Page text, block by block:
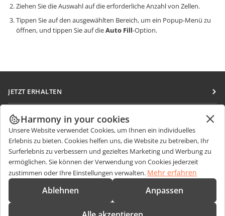
Ziehen Sie die Auswahl auf die erforderliche Anzahl von Zellen.
Tippen Sie auf den ausgewählten Bereich, um ein Popup-Menü zu
öffnen, und tippen Sie auf dieAuto Fill-Option.
JETZT ERHALTEN
Docs
DocSpace
Workspace
Integrations-Apps
Desktop-Apps
Mobile Apps
ZUSAMMENARBEITEN
Für Mitwirkende
Für Übersetzer
Für Influencer
Stellenangebote
NACHRICHTEN ERHALTEN
Blog
HILFE ERHALTEN
Forum
Fragen zum Kauf
sales@onlyoffice.com
Harmony in your cookies
Unsere Website verwendet Cookies, um Ihnen ein individuelles
Erlebnis zu bieten. Cookies helfen uns, die Website zu betreiben, Ihr
Surferlebnis zu verbessern und gezieltes Marketing und Werbung zu
ermöglichen. Sie können der Verwendung von Cookies jederzeit
zustimmen oder Ihre Einstellungen verwalten. Mehr erfahren
Ablehnen Anpassen